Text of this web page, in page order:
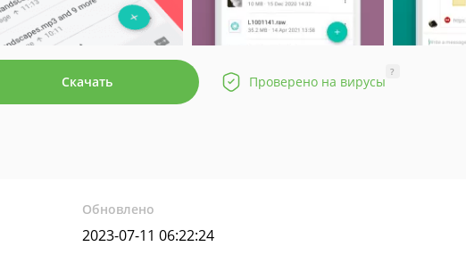
Скачать Проверено на вирусы
?
Обновлено
2023-07-11 06:22:24